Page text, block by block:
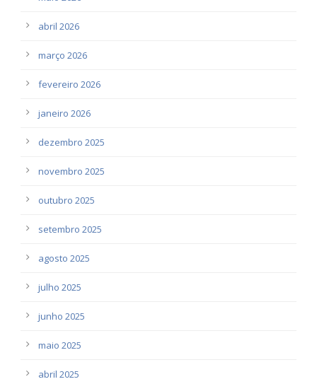
abril 2026
março 2026
fevereiro 2026
janeiro 2026
dezembro 2025
novembro 2025
outubro 2025
setembro 2025
agosto 2025
julho 2025
junho 2025
maio 2025
abril 2025